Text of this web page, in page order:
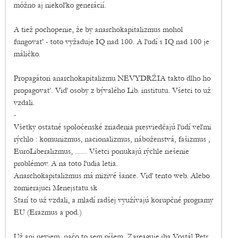
môžno aj niekoľko generácií.
A tiež pochopenie, že by anarchokapitalizmus mohol
fungovať - toto vyžaduje IQ nad 100. A ľudí s IQ nad 100 je
máličko.
Propagátori anarchokapitalizmu NEVYDRŽIA takto dlho ho
propagovať. Viď osoby z bývalého Lib. institutu. Všetci to už
vzdali.
-
Všetky ostatné spoločenské zriadenia presviedčajú ľudí veľmi
rýchlo : komunizmus, nacionalizmus, náboženstvá, fašizmus ,
EuroLiberalizmus, ...... Všetci ponukajú rýchle riešenie
problémov. A na toto ľudia letia.
Anarchokapitalizmus má mizivé šance. Viď tento web. Alebo
zomierajuci Menejstatu.sk
Starí to už vzdali, a mladí radšej využívajú korupčné programy
EU (Erazmus a pod.)